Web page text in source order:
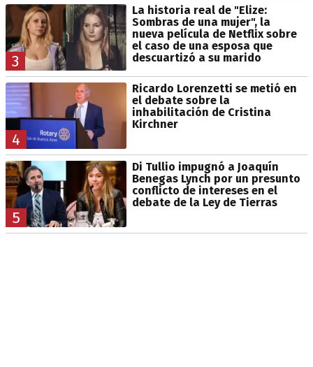
3
La historia real de "Elize:
Sombras de una mujer", la
nueva película de Netflix sobre
el caso de una esposa que
descuartizó a su marido
4
Ricardo Lorenzetti se metió en
el debate sobre la
inhabilitación de Cristina
Kirchner
5
Di Tullio impugnó a Joaquín
Benegas Lynch por un presunto
conflicto de intereses en el
debate de la Ley de Tierras